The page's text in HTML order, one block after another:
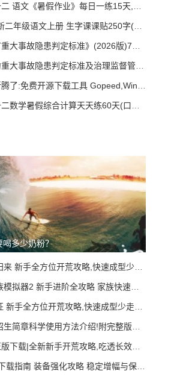
文《暑假作业》每日一练15天,电子版,可打印
年级语文上册 生字课课贴250字(2种)
患判定标准》(2026版)7月1日起施行,附全文+官方解读
定标准及治理监督管理规定》7月1日起施行,附全文+官方解读
开源下载工具 Gopeed,Windows 实测速度提升明显
综合计算天天练60天(口算竖式列式应用题),电子版,可打印
喝多少奶粉？
新手全方位开荒攻略,快速成型少走弯路
器2 新手进阶全攻略 家族快速崛起技巧
手全方位开荒攻略,快速成型少走弯路
章科学使用方法介绍!附完整版中招大报纸
载|全新新手开荒攻略,吃透长效养成玩法
南 装备强化攻略 稳定增幅与保底避坑技巧